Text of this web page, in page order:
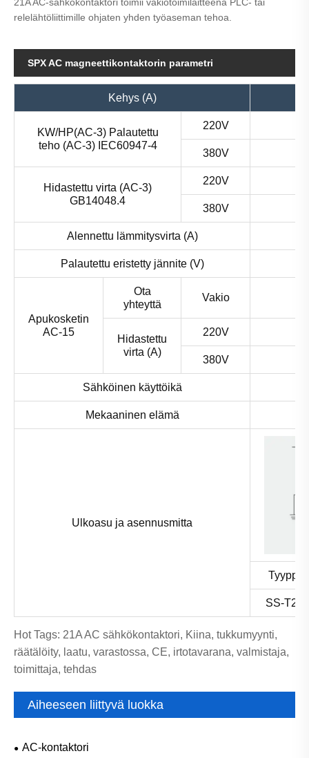
21A AC-sähkökontaktori toimii vakiotoimilaitteena PLC- tai
relelähtöliittimille ohjaten yhden työaseman tehoa.
SPX AC magneettikontaktorin parametri
Kehys (A)
KW/HP(AC-3) Palautettu
teho (AC-3) IEC60947-4
220V
380V
Hidastettu virta (AC-3)
GB14048.4
220V
380V
Alennettu lämmitysvirta (A)
Palautettu eristetty jännite (V)
Apukosketin
AC-15
Ota
yhteyttä
Vakio
Hidastettu
virta (A)
220V
380V
Sähköinen käyttöikä
Mekaaninen elämä
Ulkoasu ja asennusmitta
Tyyppi
SS-T21
Hot Tags: 21A AC sähkökontaktori, Kiina, tukkumyynti,
räätälöity, laatu, varastossa, CE, irtotavarana, valmistaja,
toimittaja, tehdas
Aiheeseen liittyvä luokka
AC-kontaktori